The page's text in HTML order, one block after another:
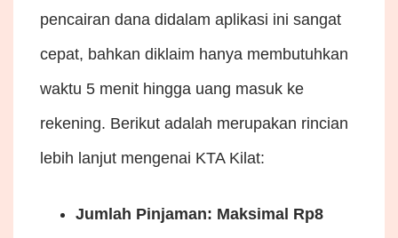
pencairan dana didalam aplikasi ini sangat
cepat, bahkan diklaim hanya membutuhkan
waktu 5 menit hingga uang masuk ke
rekening. Berikut adalah merupakan rincian
lebih lanjut mengenai KTA Kilat:
Jumlah Pinjaman: Maksimal Rp8